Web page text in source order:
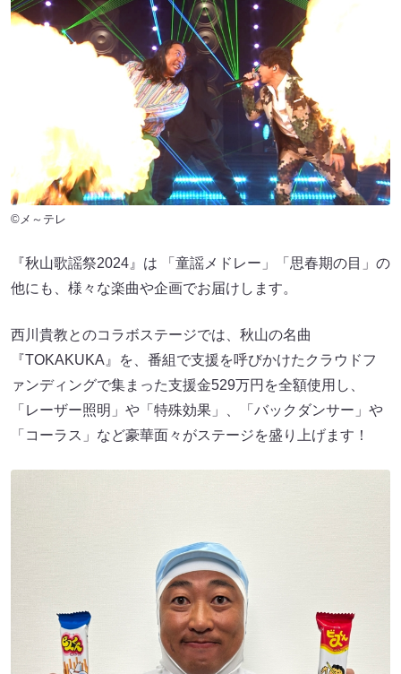
©メ～テレ
『秋山歌謡祭2024』は 「童謡メドレー」「思春期の目」の
他にも、様々な楽曲や企画でお届けします。
西川貴教とのコラボステージでは、秋山の名曲
『TOKAKUKA』を、番組で支援を呼びかけたクラウドフ
ァンディングで集まった支援金529万円を全額使用し、
「レーザー照明」や「特殊効果」、「バックダンサー」や
「コーラス」など豪華面々がステージを盛り上げます！